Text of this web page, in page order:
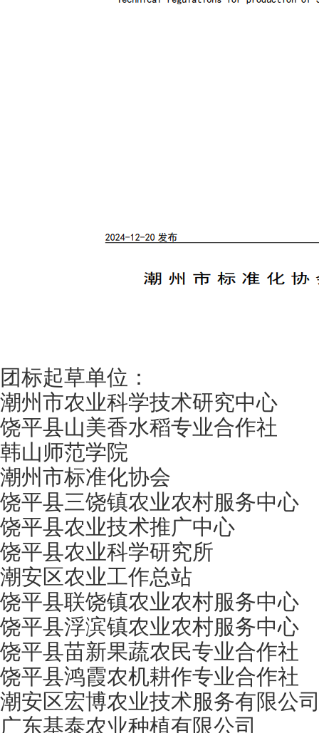
团标起草单位：
潮州市农业科学技术研究中心
饶平县山美香水稻专业合作社
韩山师范学院
潮州市标准化协会
饶平县三饶镇农业农村服务中心
饶平县农业技术推广中心
饶平县农业科学研究所
潮安区农业工作总站
饶平县联饶镇农业农村服务中心
饶平县浮滨镇农业农村服务中心
饶平县苗新果蔬农民专业合作社
饶平县鸿霞农机耕作专业合作社
潮安区宏博农业技术服务有限公
广东基泰农业种植有限公司